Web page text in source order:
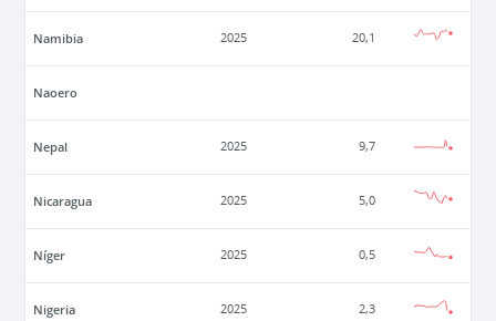
Namibia 2025 20,1
Naoero
Nepal 2025 9,7
Nicaragua 2025 5,0
Níger 2025 0,5
Nigeria 2025 2,3